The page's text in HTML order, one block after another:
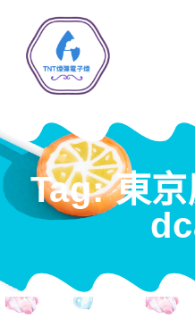
Tag: 東